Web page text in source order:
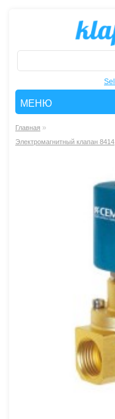
МЕНЮ
Главная »
Электромагнитный клапан